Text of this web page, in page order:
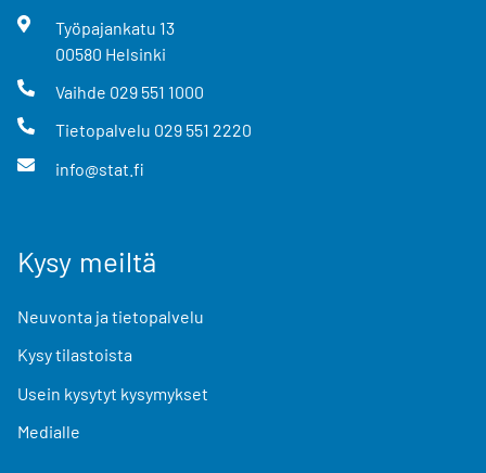
Työpajankatu 13
00580 Helsinki
Vaihde 029 551 1000
Tietopalvelu 029 551 2220
info@stat.fi
Kysy meiltä
Neuvonta ja tietopalvelu
Kysy tilastoista
Usein kysytyt kysymykset
Medialle